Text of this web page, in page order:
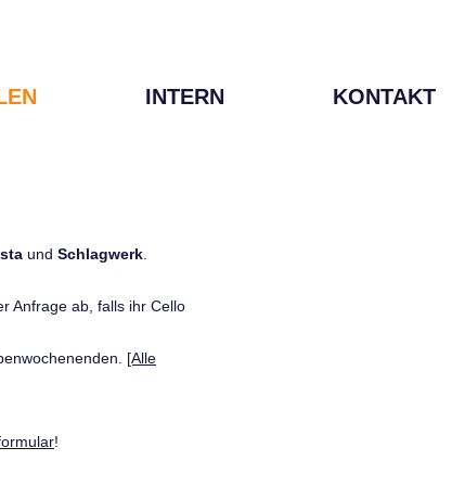
INTERN KONTAKT
und Schlagwerk
Anfrage ab, falls ihr Cello
[Alle
!